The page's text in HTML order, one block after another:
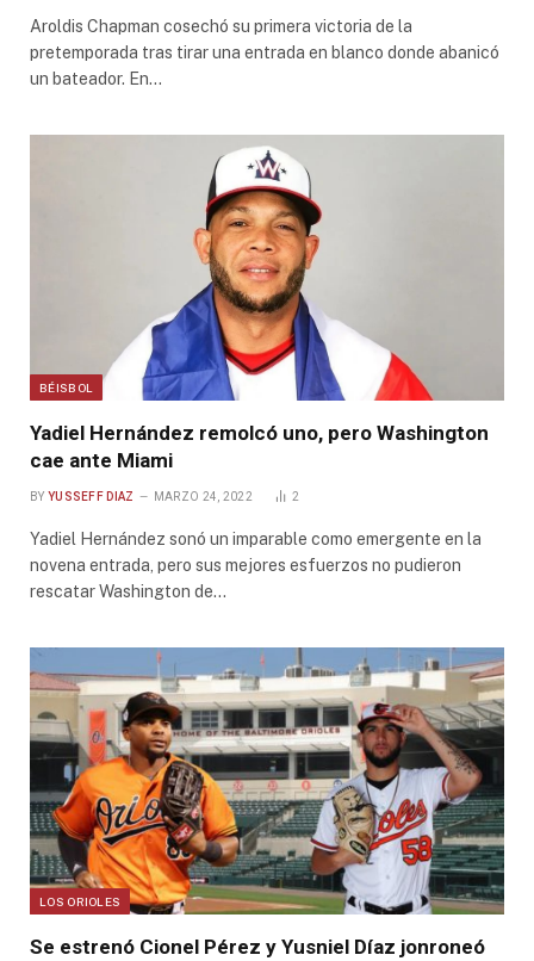
Aroldis Chapman cosechó su primera victoria de la
pretemporada tras tirar una entrada en blanco donde abanicó
un bateador. En…
BÉISBOL
Yadiel Hernández remolcó uno, pero Washington
cae ante Miami
BY YUSSEFF DIAZ MARZO 24, 2022 2
Yadiel Hernández sonó un imparable como emergente en la
novena entrada, pero sus mejores esfuerzos no pudieron
rescatar Washington de…
LOS ORIOLES
Se estrenó Cionel Pérez y Yusniel Díaz jonroneó